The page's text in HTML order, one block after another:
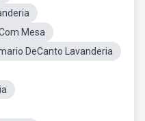
Mesa
DeCanto Lavanderia